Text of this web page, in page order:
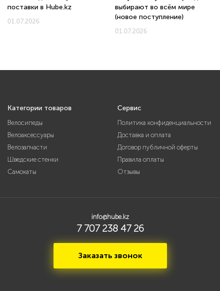
поставки в Hube.kz
01.07.2026
выбирают во всём мире
(новое поступление)
01.07.2026
Категории товаров
Велосипеды
Велоаксессуары
Велозапчасти
Шведские стенки
Самокаты
Сервис
Политика конфиденциальности
Доставка и оплата
Договор публичной оферты
Правила оплаты
Отзывы
info@hube.kz
7 707 238 47 26
Заказать звонок